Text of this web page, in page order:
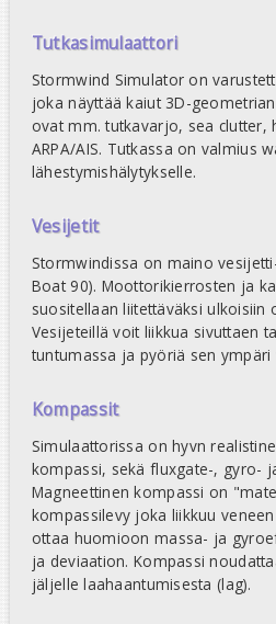
Tutkasimulaattori
Stormwind Simulator on
joka näyttää kaiut 3D-
ovat mm. tutkavarjo, sea clutter,
ARPA/AIS. Tutkassa on valmius
lähestymishälytykselle.
Vesijetit
Stormwindissa on maino
Boat 90). Moottorikierrosten ja
suositellaan liitettäväksi ulkoisiin
Vesijeteillä voit liikkua sivuttaen
tuntumassa ja pyöriä sen ympäri
Kompassit
Simulaattorissa on hyvn
kompassi, sekä fluxgate-, gyro-
Magneettinen kompassi on
kompassilevy joka liikkuu
ottaa huomioon massa- ja
ja deviaation. Kompassi
jäljelle laahaantumisesta (lag).